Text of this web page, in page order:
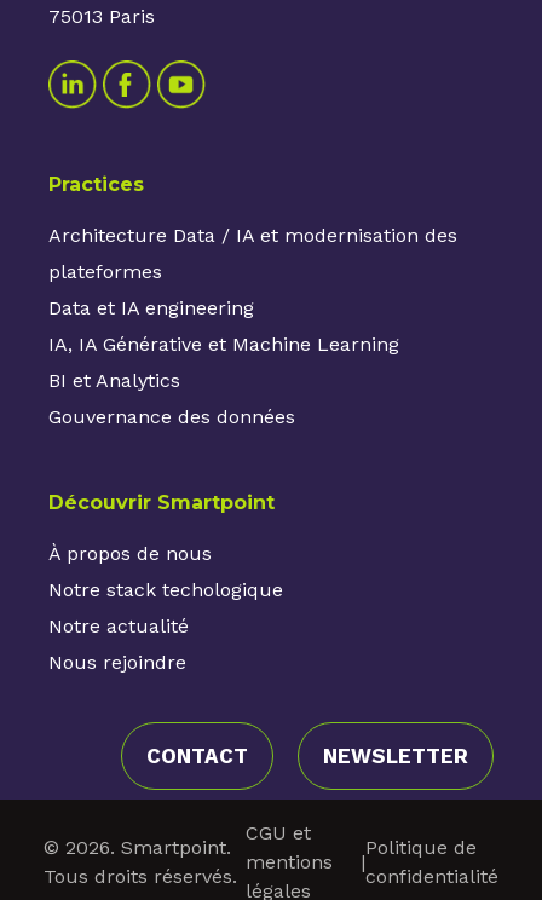
75013 Paris
Practices
Architecture Data / IA et modernisation des
plateformes
Data et IA engineering
IA, IA Générative et Machine Learning
BI et Analytics
Gouvernance des données
Découvrir Smartpoint
À propos de nous
Notre stack techologique
Notre actualité
Nous rejoindre
CONTACT NEWSLETTER
© 2026. Smartpoint.
Tous droits réservés.
CGU et
mentions
légales
|
Politique de
confidentialité